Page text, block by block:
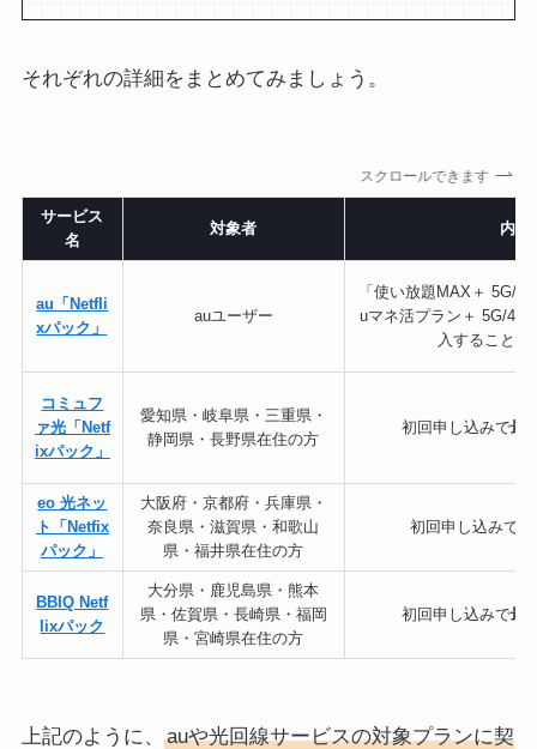
それぞれの詳細をまとめてみましょう。
スクロールできます
サービス
名
対象者 内容
au「Netfli
xパック」
auユーザー
「使い放題MAX＋ 5G/
uマネ活プラン＋ 5G/4G
入することで
コミュフ
ァ光「Netf
ixパック」
愛知県・岐阜県・三重県・
静岡県・長野県在住の方
初回申し込みで最
eo 光ネッ
ト「Netfix
パック」
大阪府・京都府・兵庫県・
奈良県・滋賀県・和歌山
県・福井県在住の方
初回申し込みで
BBIQ Netf
lixパック
大分県・鹿児島県・熊本
県・佐賀県・長崎県・福岡
県・宮崎県在住の方
初回申し込みで最
上記のように、
auや光回線サービスの対象プランに契